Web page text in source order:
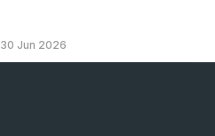
30 Jun 2026